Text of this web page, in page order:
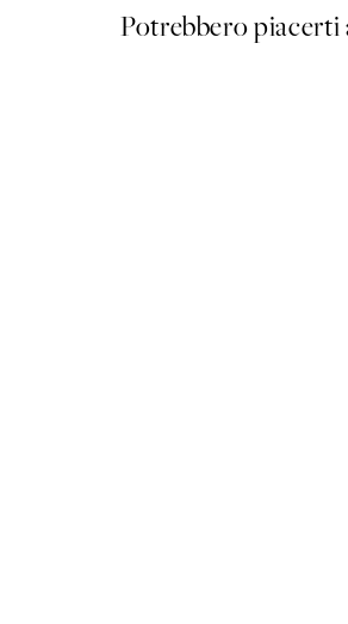
Potrebbero piacerti